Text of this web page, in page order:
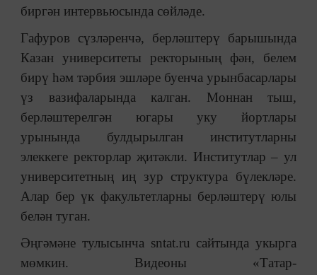
биргән интервьюсында сөйләде.
Гафуров сүзләренчә, берләштерү барышында
Казан университеты ректорының фән, белем
бирү һәм тәрбия эшләре буенча урынбасарлары
үз вазифаларында калган. Моннан тыш,
берләштерелгән югары уку йортлары
урынында булдырылган институтларны
элеккеге ректорлар җитәкли. Институтлар – ул
университетның иң зур структура бүлекләре.
Алар бер үк факультетларны берләштерү юлы
белән туган.
Әңгәмәне тулысынча sntat.ru сайтында укырга
мөмкин. Видеоны «Татар-